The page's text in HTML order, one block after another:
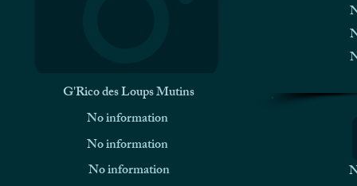
G'Rico des Loups Mutins
No information
No information
No information